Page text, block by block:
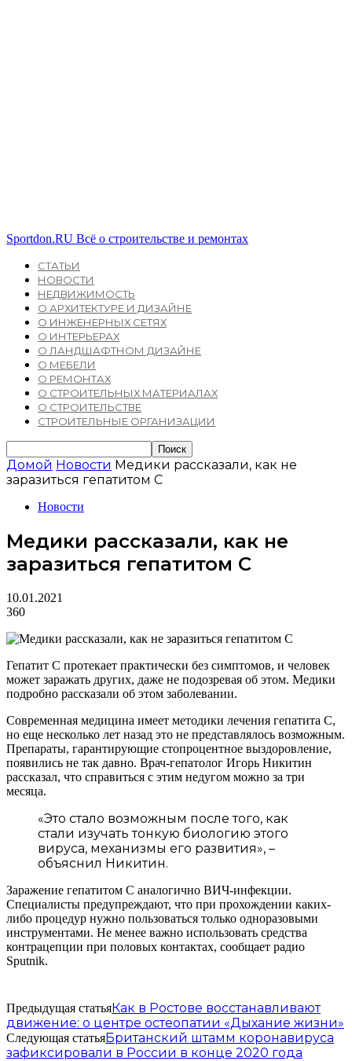
Sportdon.RU Всё о строительстве и ремонтах
СТАТЬИ
НОВОСТИ
НЕДВИЖИМОСТЬ
О АРХИТЕКТУРЕ И ДИЗАЙНЕ
О ИНЖЕНЕРНЫХ СЕТЯХ
О ИНТЕРЬЕРАХ
О ЛАНДШАФТНОМ ДИЗАЙНЕ
О МЕБЕЛИ
О РЕМОНТАХ
О СТРОИТЕЛЬНЫХ МАТЕРИАЛАХ
О СТРОИТЕЛЬСТВЕ
СТРОИТЕЛЬНЫЕ ОРГАНИЗАЦИИ
Домой Новости Медики рассказали, как не
заразиться гепатитом С
Новости
Медики рассказали, как не
заразиться гепатитом С
10.01.2021
360
Гепатит С протекает практически без симптомов, и человек
может заражать других, даже не подозревая об этом. Медики
подробно рассказали об этом заболевании.
Современная медицина имеет методики лечения гепатита С,
но еще несколько лет назад это не представлялось возможным.
Препараты, гарантирующие стопроцентное выздоровление,
появились не так давно. Врач-гепатолог Игорь Никитин
рассказал, что справиться с этим недугом можно за три
месяца.
«Это стало возможным после того, как
стали изучать тонкую биологию этого
вируса, механизмы его развития», –
объяснил Никитин.
Заражение гепатитом С аналогично ВИЧ-инфекции.
Специалисты предупреждают, что при прохождении каких-
либо процедур нужно пользоваться только одноразовыми
инструментами. Не менее важно использовать средства
контрацепции при половых контактах, сообщает радио
Sputnik.
Предыдущая статьяКак в Ростове восстанавливают
движение: о центре остеопатии «Дыхание жизни»
Следующая статьяБританский штамм коронавируса
зафиксировали в России в конце 2020 года